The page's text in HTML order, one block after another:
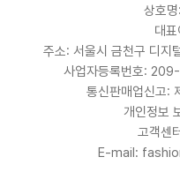
상호
대
주소: 서울시 금천구 디
사업자등록번호:
통신판매업신고:
개인정보
고객센
E-mail: